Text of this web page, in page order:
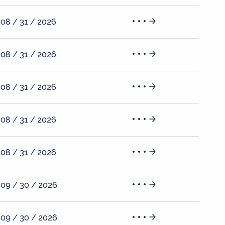
08 / 31 / 2026
08 / 31 / 2026
08 / 31 / 2026
08 / 31 / 2026
08 / 31 / 2026
09 / 30 / 2026
09 / 30 / 2026